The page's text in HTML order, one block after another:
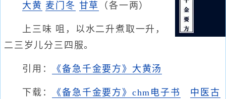
大黄 麦门冬 甘草 （各一两）
上三味 咀，以水二升煮取一升，
二三岁儿分三四服。
引用： 《备急千金要方》大黄汤
下载： 《备急千金要方》chm电子书
中医古